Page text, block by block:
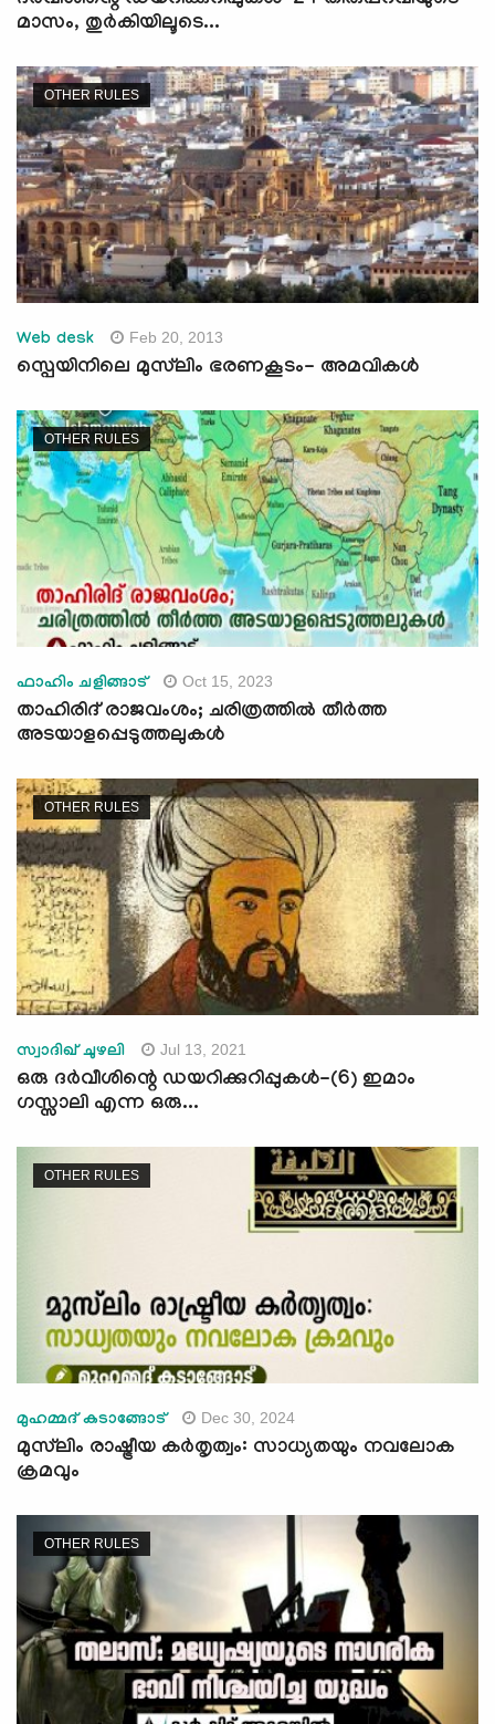
മാസം, തുര്‍കിയിലൂടെ...
OTHER RULES
Web desk Feb 20, 2013
സ്പെയിനിലെ മുസ്‌ലിം ഭരണകൂടം- അമവികള്‍
OTHER RULES
ഫാഹിം ചളിങ്ങാട് Oct 15, 2023
താഹിരിദ് രാജവംശം; ചരിത്രത്തില്‍ തീര്‍ത്ത
അടയാളപ്പെടുത്തലുകള്‍
OTHER RULES
സ്വാദിഖ് ചുഴലി Jul 13, 2021
ഒരു ദർവീശിന്റെ ഡയറിക്കുറിപ്പുകൾ-(6) ഇമാം
ഗസ്സാലി എന്ന ഒരു...
OTHER RULES
മുഹമ്മദ് കടാങ്ങോട് Dec 30, 2024
മുസ്‍ലിം രാഷ്ട്രീയ കർതൃത്വം: സാധ്യതയും നവലോക
ക്രമവും
OTHER RULES